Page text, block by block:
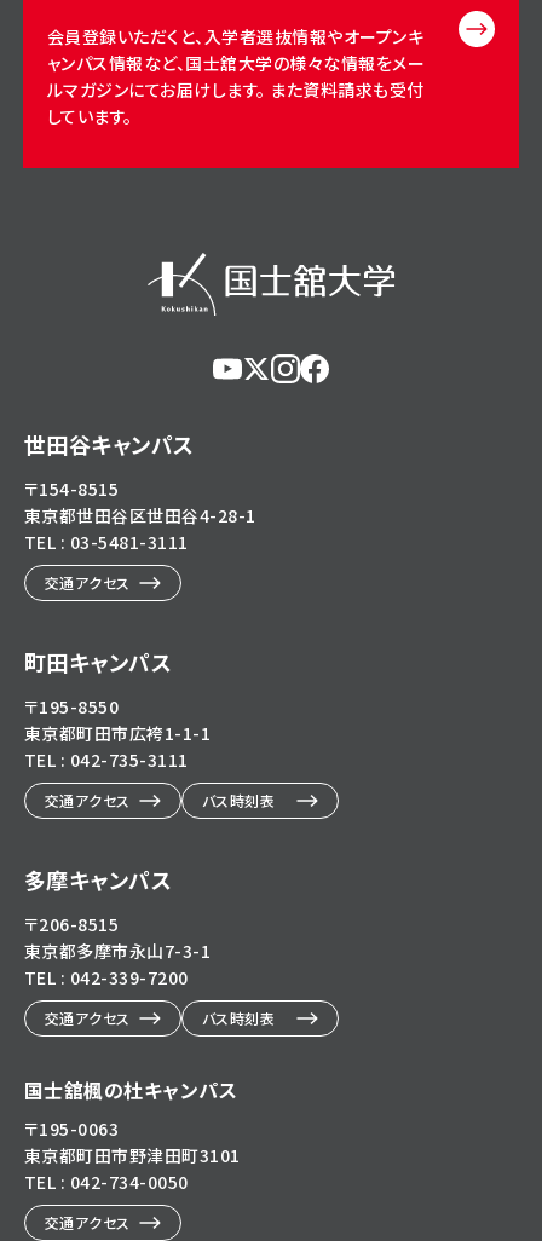
会員登録いただくと、入学者選抜情報やオープンキ
ャンパス情報など、国士舘大学の様々な情報をメー
ルマガジンにてお届けします。 また資料請求も受付
しています。
世田谷キャンパス
〒154-8515
東京都世田谷区世田谷4-28-1
TEL : 03-5481-3111
交通アクセス
町田キャンパス
〒195-8550
東京都町田市広袴1-1-1
TEL : 042-735-3111
交通アクセス バス時刻表
多摩キャンパス
〒206-8515
東京都多摩市永山7-3-1
TEL : 042-339-7200
交通アクセス バス時刻表
国士舘楓の杜キャンパス
〒195-0063
東京都町田市野津田町3101
TEL : 042-734-0050
交通アクセス